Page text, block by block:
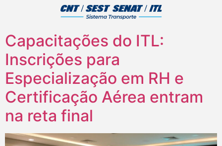
Capacitações do ITL:
Inscrições para
Especialização em RH e
Certificação Aérea entram
na reta final